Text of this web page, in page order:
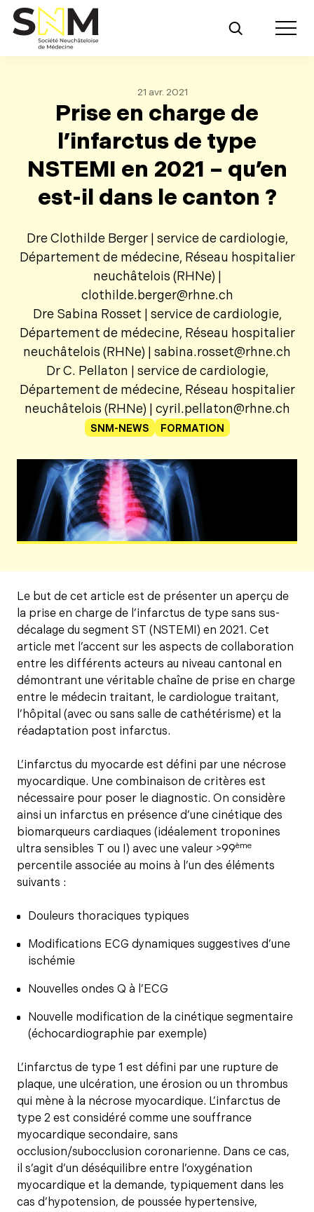
Retour au contenu principal
Toggle
21 avr. 2021
Prise en charge de
l’infarctus de type
NSTEMI en 2021 – qu’en
est-il dans le canton ?
Dre Clothilde Berger | service de cardiologie,
Département de médecine, Réseau hospitalier
neuchâtelois (RHNe) |
clothilde.berger@rhne.ch
Dre Sabina Rosset | service de cardiologie,
Département de médecine, Réseau hospitalier
neuchâtelois (RHNe) | sabina.rosset@rhne.ch
Dr C. Pellaton | service de cardiologie,
Département de médecine, Réseau hospitalier
neuchâtelois (RHNe) | cyril.pellaton@rhne.ch
SNM-NEWS FORMATION
Le but de cet article est de présenter un aperçu de
la prise en charge de l’infarctus de type sans sus-
décalage du segment ST (NSTEMI) en 2021. Cet
article met l’accent sur les aspects de collaboration
entre les différents acteurs au niveau cantonal en
démontrant une véritable chaîne de prise en charge
entre le médecin traitant, le cardiologue traitant,
l’hôpital (avec ou sans salle de cathétérisme) et la
réadaptation post infarctus.
L’infarctus du myocarde est défini par une nécrose
myocardique. Une combinaison de critères est
nécessaire pour poser le diagnostic. On considère
ainsi un infarctus en présence d’une cinétique des
biomarqueurs cardiaques (idéalement troponines
ultra sensibles T ou I) avec une valeur >99ème
percentile associée au moins à l’un des éléments
suivants :
Douleurs thoraciques typiques
Modifications ECG dynamiques suggestives d’une
ischémie
Nouvelles ondes Q à l’ECG
Nouvelle modification de la cinétique segmentaire
(échocardiographie par exemple)
L’infarctus de type 1 est défini par une rupture de
plaque, une ulcération, une érosion ou un thrombus
qui mène à la nécrose myocardique. L’infarctus de
type 2 est considéré comme une souffrance
myocardique secondaire, sans
occlusion/subocclusion coronarienne. Dans ce cas,
il s’agit d’un déséquilibre entre l’oxygénation
myocardique et la demande, typiquement dans les
cas d’hypotension, de poussée hypertensive,